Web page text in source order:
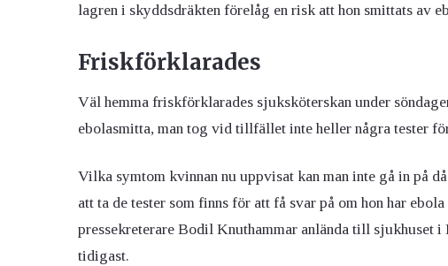
lagren i skyddsdräkten förelåg en risk att hon smittats av
Friskförklarades
Väl hemma friskförklarades sjuksköterskan under
ebolasmitta, man tog vid tillfället inte heller några tester
Vilka symtom kvinnan nu uppvisat kan man inte gå in på
att ta de tester som finns för att få svar på om hon har
pressekreterare Bodil Knuthammar anlända till sjukhuset
tidigast.